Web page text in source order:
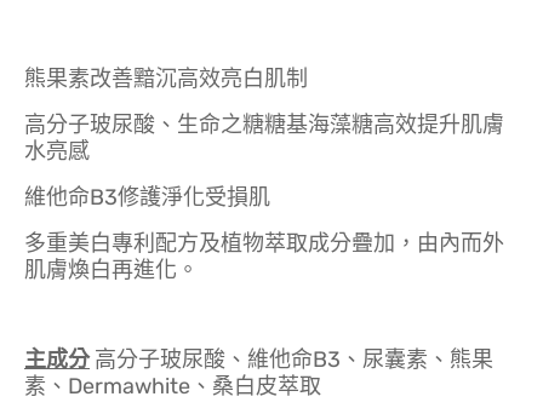
熊果素改善黯沉高效亮白肌制
高分子玻尿酸、生命之糖糖基海藻糖高效提升肌膚
水亮感
維他命B3修護淨化受損肌
多重美白專利配方及植物萃取成分疊加，由內而外
肌膚煥白再進化。
主成分高分子玻尿酸、維他命B3、尿囊素、熊果
素、Dermawhite、桑白皮萃取